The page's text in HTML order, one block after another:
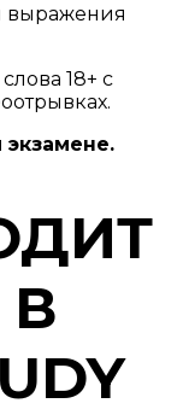
выражения
18+ с